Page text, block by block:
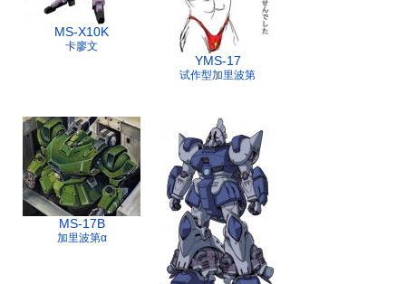
MS-X10K
卡廖文
YMS-17
试作型加里波第
MS-17B
加里波第α